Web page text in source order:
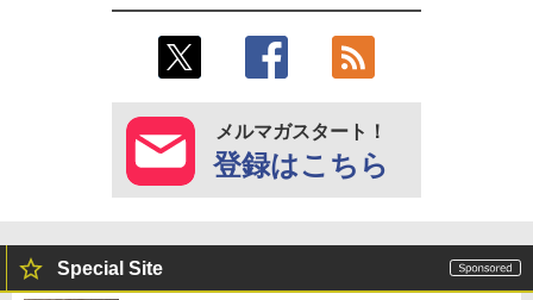
メルマガスタート！
登録はこちら
Special Site